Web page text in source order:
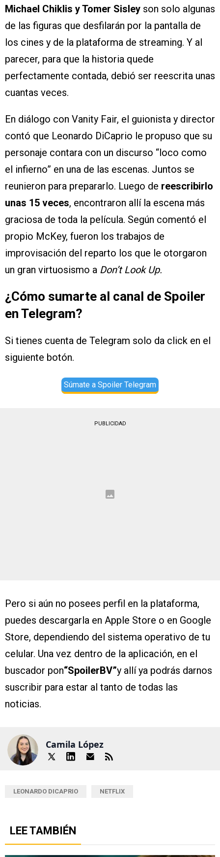
Michael Chiklis y Tomer Sisley son solo algunas
de las figuras que desfilarán por la pantalla de
los cines y de la plataforma de streaming. Y al
parecer, para que la historia quede
perfectamente contada, debió ser reescrita unas
cuantas veces.
En diálogo con Vanity Fair, el guionista y director
contó que Leonardo DiCaprio le propuso que su
personaje contara con un discurso “loco como
el infierno” en una de las escenas. Juntos se
reunieron para prepararlo. Luego de reescribirlo
unas 15 veces, encontraron allí la escena más
graciosa de toda la película. Según comentó el
propio McKey, fueron los trabajos de
improvisación del reparto los que le otorgaron
un gran virtuosismo a Don’t Look Up.
¿Cómo sumarte al canal de Spoiler
en Telegram?
Si tienes cuenta de Telegram solo da click en el
siguiente botón.
Súmate a Spoiler Telegram
PUBLICIDAD
Pero si aún no posees perfil en la plataforma,
puedes descargarla en Apple Store o en Google
Store, dependiendo del sistema operativo de tu
celular. Una vez dentro de la aplicación, en el
buscador pon“SpoilerBV”y allí ya podrás darnos
suscribir para estar al tanto de todas las
noticias.
Camila López
LEONARDO DICAPRIO NETFLIX
LEE TAMBIÉN